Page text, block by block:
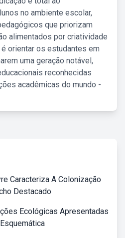
no ambiente escolar,
que priorizam
alimentados por criatividade
orientar os estudantes em
uma geração notável,
reconhecidas
acadêmicas do mundo -
Caracteriza A Colonização
Destacado
Ecológicas Apresentadas